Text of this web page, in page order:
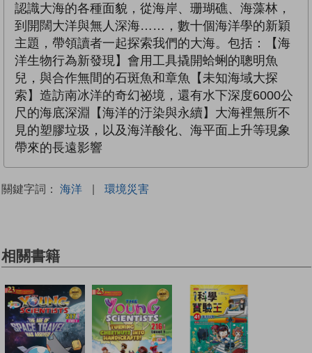
認識大海的各種面貌，從海岸、珊瑚礁、海藻林，
到開闊大洋與無人深海……，數十個海洋學的新穎
主題，帶領讀者一起探索我們的大海。包括：【海
洋生物行為新發現】會用工具撬開蛤蜊的聰明魚
兒，與合作無間的石斑魚和章魚【未知海域大探
索】造訪南冰洋的奇幻祕境，還有水下深度6000公
尺的海底深淵【海洋的汙染與永續】大海裡無所不
見的塑膠垃圾，以及海洋酸化、海平面上升等現象
帶來的長遠影響
關鍵字詞： 海洋 | 環境災害
相關書籍